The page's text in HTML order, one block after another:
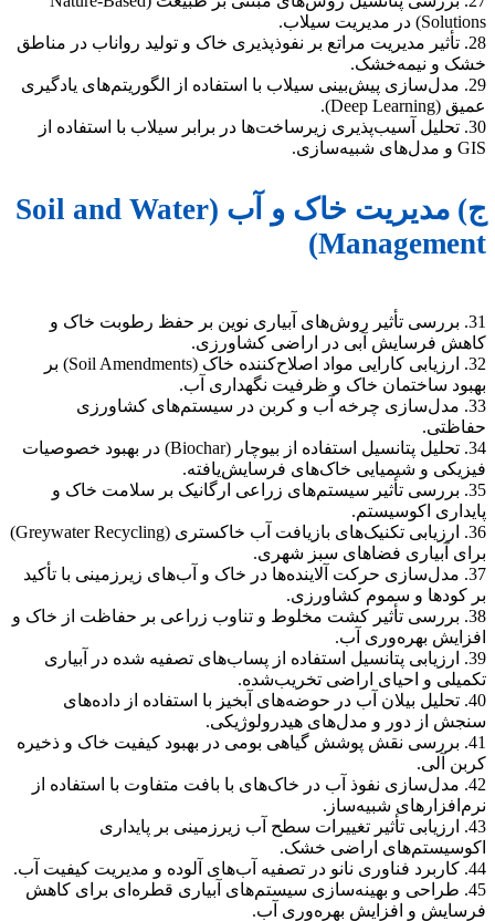
Solutions) در مدیریت سیلاب.
28. تأثیر مدیریت مراتع بر نفوذپذیری خاک و تولید رواناب در مناطق
خشک و نیمه‌خشک.
29. مدل‌سازی پیش‌بینی سیلاب با استفاده از الگوریتم‌های یادگیری
عمیق (Deep Learning).
30. تحلیل آسیب‌پذیری زیرساخت‌ها در برابر سیلاب با استفاده از
GIS و مدل‌های شبیه‌سازی.
ج) مدیریت خاک و آب (Soil and Water
Management)
31. بررسی تأثیر روش‌های آبیاری نوین بر حفظ رطوبت خاک و
کاهش فرسایش آبی در اراضی کشاورزی.
32. ارزیابی کارایی مواد اصلاح‌کننده خاک (Soil Amendments) بر
بهبود ساختمان خاک و ظرفیت نگهداری آب.
33. مدل‌سازی چرخه آب و کربن در سیستم‌های کشاورزی
حفاظتی.
34. تحلیل پتانسیل استفاده از بیوچار (Biochar) در بهبود خصوصیات
فیزیکی و شیمیایی خاک‌های فرسایش‌یافته.
35. بررسی تأثیر سیستم‌های زراعی ارگانیک بر سلامت خاک و
پایداری اکوسیستم.
36. ارزیابی تکنیک‌های بازیافت آب خاکستری (Greywater Recycling)
برای آبیاری فضاهای سبز شهری.
37. مدل‌سازی حرکت آلاینده‌ها در خاک و آب‌های زیرزمینی با تأکید
بر کودها و سموم کشاورزی.
38. بررسی تأثیر کشت مخلوط و تناوب زراعی بر حفاظت از خاک و
افزایش بهره‌وری آب.
39. ارزیابی پتانسیل استفاده از پساب‌های تصفیه شده در آبیاری
تکمیلی و احیای اراضی تخریب‌شده.
40. تحلیل بیلان آب در حوضه‌های آبخیز با استفاده از داده‌های
سنجش از دور و مدل‌های هیدرولوژیکی.
41. بررسی نقش پوشش گیاهی بومی در بهبود کیفیت خاک و ذخیره
کربن آلی.
42. مدل‌سازی نفوذ آب در خاک‌های با بافت متفاوت با استفاده از
نرم‌افزارهای شبیه‌ساز.
43. ارزیابی تأثیر تغییرات سطح آب زیرزمینی بر پایداری
اکوسیستم‌های اراضی خشک.
44. کاربرد فناوری نانو در تصفیه آب‌های آلوده و مدیریت کیفیت آب.
45. طراحی و بهینه‌سازی سیستم‌های آبیاری قطره‌ای برای کاهش
فرسایش و افزایش بهره‌وری آب.